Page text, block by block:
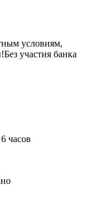
условиям,
Без участия банка
часов